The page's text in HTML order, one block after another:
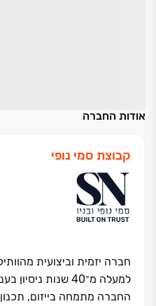
אודות החברה
קבוצת סמי נופי
חברה יזמית וביצועית
למעלה מ־40 שנות ניסיון בענף היזמות, בנייה ותשתיות.
החברה מתמחה בייזום, תכנון